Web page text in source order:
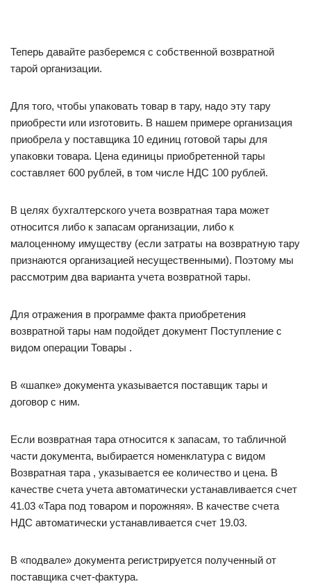
Теперь давайте разберемся с собственной возвратной
тарой организации.
Для того, чтобы упаковать товар в тару, надо эту тару
приобрести или изготовить. В нашем примере организация
приобрела у поставщика 10 единиц готовой тары для
упаковки товара. Цена единицы приобретенной тары
составляет 600 рублей, в том числе НДС 100 рублей.
В целях бухгалтерского учета возвратная тара может
относится либо к запасам организации, либо к
малоценному имуществу (если затраты на возвратную тару
признаются организацией несущественными). Поэтому мы
рассмотрим два варианта учета возвратной тары.
Для отражения в программе факта приобретения
возвратной тары нам подойдет документ Поступление с
видом операции Товары .
В «шапке» документа указывается поставщик тары и
договор с ним.
Если возвратная тара относится к запасам, то табличной
части документа, выбирается номенклатура с видом
Возвратная тара , указывается ее количество и цена. В
качестве счета учета автоматически устанавливается счет
41.03 «Тара под товаром и порожняя». В качестве счета
НДС автоматически устанавливается счет 19.03.
В «подвале» документа регистрируется полученный от
поставщика счет-фактура.